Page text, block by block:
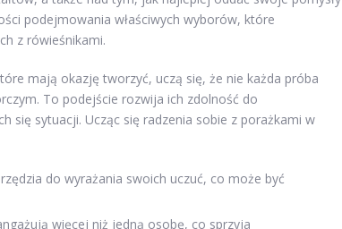
podejmowania właściwych wyborów, które
z rówieśnikami.
mają okazję tworzyć, uczą się, że nie każda próba
To podejście rozwija ich zdolność do
się sytuacji. Ucząc się radzenia sobie z porażkami w
do wyrażania swoich uczuć, co może być
więcej niż jedną osobę, co sprzyja